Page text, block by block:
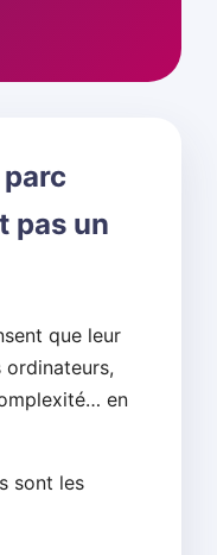
pas un
que leur
ordinateurs,
en
sont les